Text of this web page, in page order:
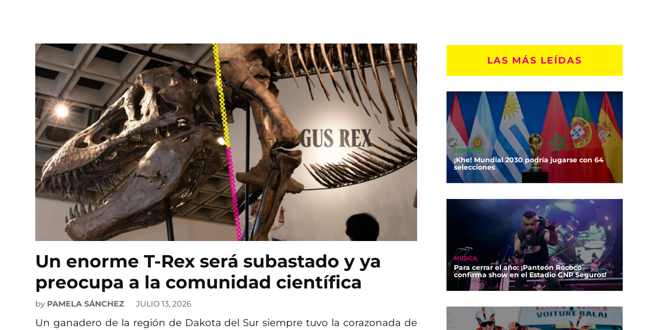
Un enorme T-Rex será subastado y ya
preocupa a la comunidad científica
by PAMELA SÁNCHEZ JULIO 13, 2026
Un ganadero de la región de Dakota del Sur siempre tuvo la corazonada de
LAS MÁS LEÍDAS
DEPORTES
¡Khe! Mundial 2030 podría jugarse con 64
selecciones
MÚSICA
Para cerrar el año: ¡Panteón Rococó
confirma show en el Estadio GNP Seguros!